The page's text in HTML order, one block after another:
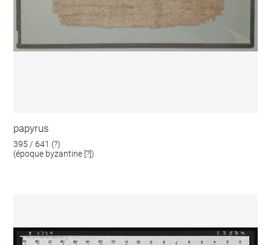
papyrus
395 / 641 (?)
(époque byzantine [?])